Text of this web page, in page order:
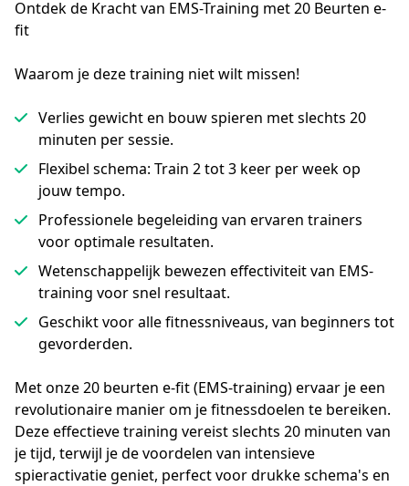
Ontdek de Kracht van EMS-Training met 20 Beurten e-
fit
Waarom je deze training niet wilt missen!
Verlies gewicht en bouw spieren met slechts 20
minuten per sessie.
Flexibel schema: Train 2 tot 3 keer per week op
jouw tempo.
Professionele begeleiding van ervaren trainers
voor optimale resultaten.
Wetenschappelijk bewezen effectiviteit van EMS-
training voor snel resultaat.
Geschikt voor alle fitnessniveaus, van beginners tot
gevorderden.
Met onze 20 beurten e-fit (EMS-training) ervaar je een
revolutionaire manier om je fitnessdoelen te bereiken.
Deze effectieve training vereist slechts 20 minuten van
je tijd, terwijl je de voordelen van intensieve
spieractivatie geniet, perfect voor drukke schema's en